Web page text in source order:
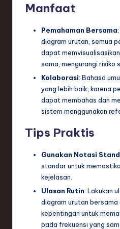
T
Manfaat
Pemahaman Bersama
diagram urutan, semua
dapat
sama, mengurangi risiko
Kolaborasi: Bahasa
yang lebih baik, karena
dapat membahas dan
sistem menggunakan
Tips Praktis
Gunakan Notasi
standar untuk
kejelasan.
Ulasan Rutin: Lakukan
diagram urutan bersama
kepentingan untuk
pada frekuensi yang